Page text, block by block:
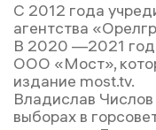
С 2012 года
агентства
В 2020 —2021
ООО «Мост»,
издание most.tv.
Владислав
выборах в